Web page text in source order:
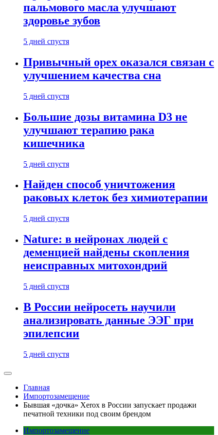
пальмового масла улучшают
здоровье зубов
5 дней спустя
Привычный орех оказался связан с
улучшением качества сна
5 дней спустя
Большие дозы витамина D3 не
улучшают терапию рака
кишечника
5 дней спустя
Найден способ уничтожения
раковых клеток без химиотерапии
5 дней спустя
Nature: в нейронах людей с
деменцией найдены скопления
неисправных митохондрий
5 дней спустя
В России нейросеть научили
анализировать данные ЭЭГ при
эпилепсии
5 дней спустя
Главная
Импортозамещение
Бывшая «дочка» Xerox в России запускает продажи
печатной техники под своим брендом
Импортозамещение